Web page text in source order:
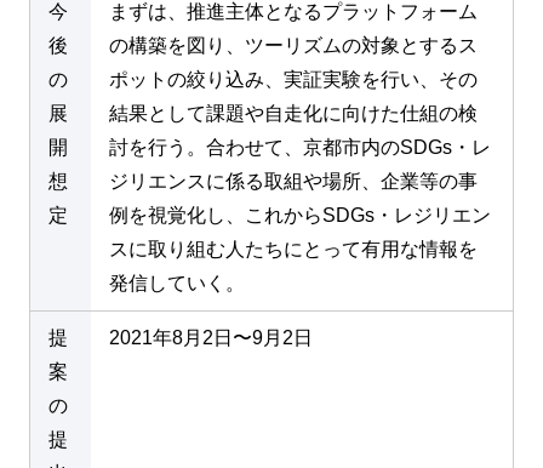
今
後
の
展
開
想
定
まずは、推進主体となるプラットフォーム
の構築を図り、ツーリズムの対象とするス
ポットの絞り込み、実証実験を行い、その
結果として課題や自走化に向けた仕組の検
討を行う。合わせて、京都市内のSDGs・レ
ジリエンスに係る取組や場所、企業等の事
例を視覚化し、これからSDGs・レジリエン
スに取り組む人たちにとって有用な情報を
発信していく。
提
案
の
提
2021年8月2日〜9月2日